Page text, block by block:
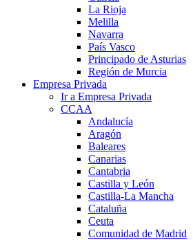
La Rioja
Melilla
Navarra
País Vasco
Principado de Asturias
Región de Murcia
Empresa Privada
Ir a Empresa Privada
CCAA
Andalucía
Aragón
Baleares
Canarias
Cantabria
Castilla y León
Castilla-La Mancha
Cataluña
Ceuta
Comunidad de Madrid